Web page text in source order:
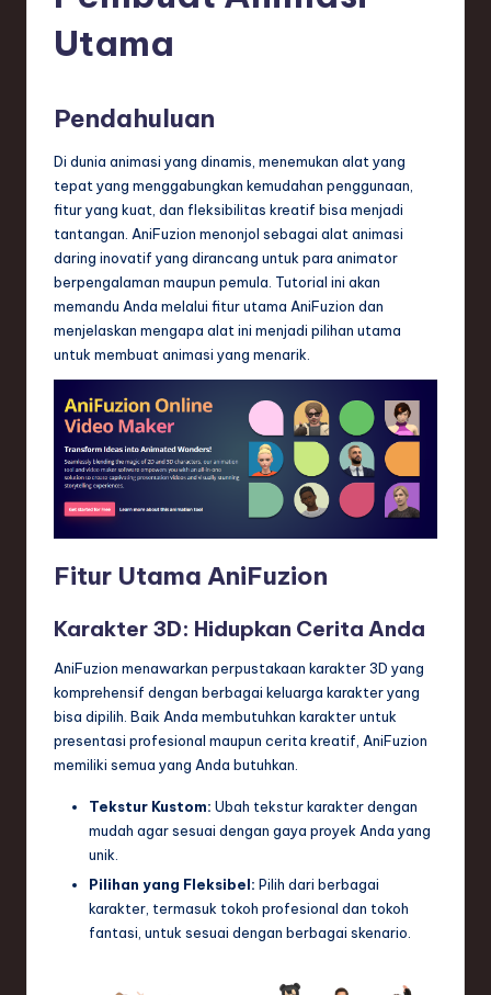
si
d
in
o
Utama
Pendahuluan
Di dunia animasi yang dinamis, menemukan alat yang
tepat yang menggabungkan kemudahan penggunaan,
fitur yang kuat, dan fleksibilitas kreatif bisa menjadi
tantangan. AniFuzion menonjol sebagai alat animasi
daring inovatif yang dirancang untuk para animator
berpengalaman maupun pemula. Tutorial ini akan
memandu Anda melalui fitur utama AniFuzion dan
menjelaskan mengapa alat ini menjadi pilihan utama
untuk membuat animasi yang menarik.
Fitur Utama AniFuzion
Karakter 3D: Hidupkan Cerita Anda
AniFuzion menawarkan perpustakaan karakter 3D yang
komprehensif dengan berbagai keluarga karakter yang
bisa dipilih. Baik Anda membutuhkan karakter untuk
presentasi profesional maupun cerita kreatif, AniFuzion
memiliki semua yang Anda butuhkan.
Tekstur Kustom: Ubah tekstur karakter dengan
mudah agar sesuai dengan gaya proyek Anda yang
unik.
Pilihan yang Fleksibel: Pilih dari berbagai
karakter, termasuk tokoh profesional dan tokoh
fantasi, untuk sesuai dengan berbagai skenario.